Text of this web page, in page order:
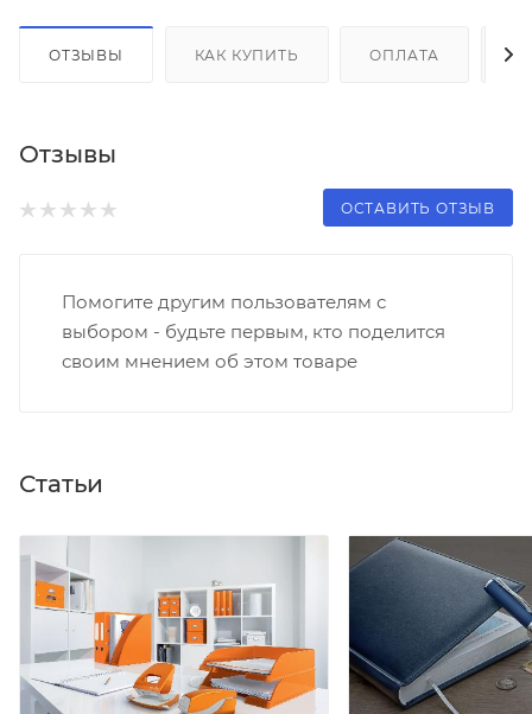
ОТЗЫВЫ КАК КУПИТЬ ОПЛАТА
Отзывы
ОСТАВИТЬ ОТЗЫВ
Помогите другим пользователям с
выбором - будьте первым, кто поделится
своим мнением об этом товаре
Статьи